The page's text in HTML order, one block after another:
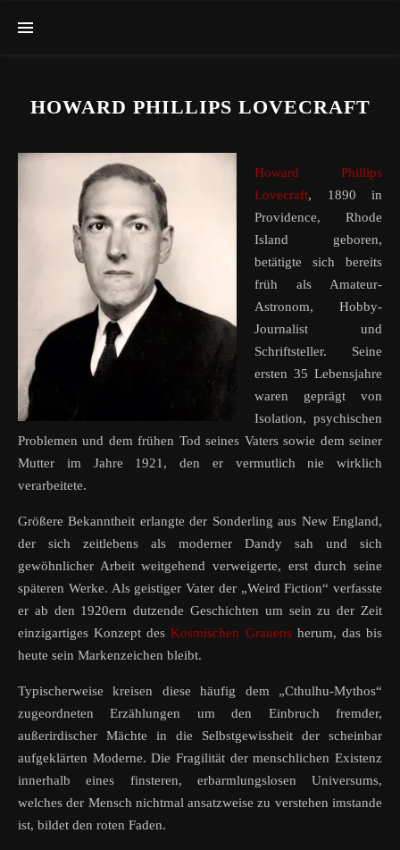
HOWARD PHILLIPS LOVECRAFT
Howard Phillips
Lovecraft, 1890 in
Providence, Rhode
Island geboren,
betätigte sich bereits
früh als Amateur-
Astronom, Hobby-
Journalist und
Schriftsteller. Seine
ersten 35 Lebensjahre
waren geprägt von
Isolation, psychischen
Problemen und dem frühen Tod seines Vaters sowie dem seiner
Mutter im Jahre 1921, den er vermutlich nie wirklich
verarbeitete.
Größere Bekanntheit erlangte der Sonderling aus New England,
der sich zeitlebens als moderner Dandy sah und sich
gewöhnlicher Arbeit weitgehend verweigerte, erst durch seine
späteren Werke. Als geistiger Vater der „Weird Fiction“ verfasste
er ab den 1920ern dutzende Geschichten um sein zu der Zeit
einzigartiges Konzept desKosmischen Grauensherum, das bis
heute sein Markenzeichen bleibt.
Typischerweise kreisen diese häufig dem „Cthulhu-Mythos“
zugeordneten Erzählungen um den Einbruch fremder,
außerirdischer Mächte in die Selbstgewissheit der scheinbar
aufgeklärten Moderne. Die Fragilität der menschlichen Existenz
innerhalb eines finsteren, erbarmlungslosen Universums,
welches der Mensch nichtmal ansatzweise zu verstehen imstande
ist, bildet den roten Faden.